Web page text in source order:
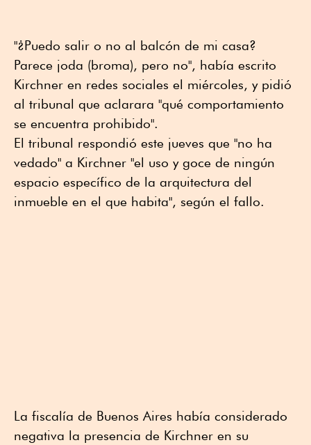
"¿Puedo salir o no al balcón de mi casa?
Parece joda (broma), pero no", había escrito
Kirchner en redes sociales el miércoles, y pidió
al tribunal que aclarara "qué comportamiento
se encuentra prohibido".
El tribunal respondió este jueves que "no ha
vedado" a Kirchner "el uso y goce de ningún
espacio específico de la arquitectura del
inmueble en el que habita", según el fallo.
La fiscalía de Buenos Aires había considerado
negativa la presencia de Kirchner en su